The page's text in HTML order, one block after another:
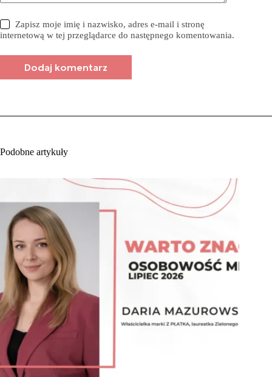
Zapisz moje imię i nazwisko, adres e-mail i stronę
internetową w tej przeglądarce do następnego komentowania.
Dodaj komentarz
Podobne artykuły